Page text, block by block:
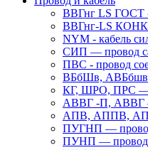
ВВГнг LS ГОСТ -
ВВГнг-LS
NYM - кабель
СИП ― провод
ПВС - провод
ВБбШв, АВБбшв
КГ, ШРО, ПРС ―
АВВГ -П, АВВГ
АПВ, АППВ,
ПУГНП —
ПУНП — провод